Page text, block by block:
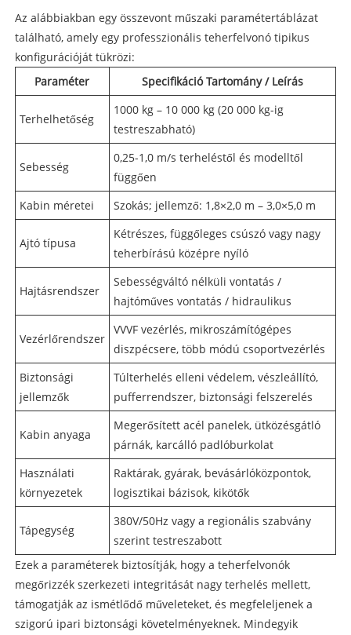
Az alábbiakban egy összevont műszaki paramétertáblázat
található, amely egy professzionális teherfelvonó tipikus
konfigurációját tükrözi:
Paraméter
Specifikáció Tartomány / Leírás
Terhelhetőség
1000 kg – 10 000 kg (20 000 kg-ig
testreszabható)
Sebesség
0,25-1,0 m/s terheléstől és modelltől
függően
Kabin méretei
Szokás; jellemző: 1,8×2,0 m – 3,0×5,0 m
Ajtó típusa
Kétrészes, függőleges csúszó vagy nagy
teherbírású középre nyíló
Hajtásrendszer
Sebességváltó nélküli vontatás /
hajtóműves vontatás / hidraulikus
Vezérlőrendszer
VVVF vezérlés, mikroszámítógépes
diszpécsere, több módú csoportvezérlés
Biztonsági
jellemzők
Túlterhelés elleni védelem, vészleállító,
pufferrendszer, biztonsági felszerelés
Kabin anyaga
Megerősített acél panelek, ütközésgátló
párnák, karcálló padlóburkolat
Használati
környezetek
Raktárak, gyárak, bevásárlóközpontok,
logisztikai bázisok, kikötők
Tápegység
380V/50Hz vagy a regionális szabvány
szerint testreszabott
Ezek a paraméterek biztosítják, hogy a teherfelvonók
megőrizzék szerkezeti integritását nagy terhelés mellett,
támogatják az ismétlődő műveleteket, és megfeleljenek a
szigorú ipari biztonsági követelményeknek. Mindegyik